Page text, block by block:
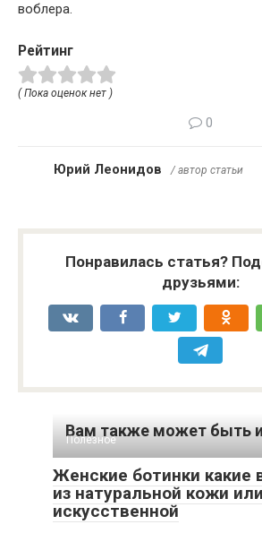
воблера.
Рейтинг
( Пока оценок нет )
0
Юрий Леонидов / автор статьи
Понравилась статья?
друзьями:
Вам также может быть
Полезное
Женские ботинки какие
из натуральной кожи
искусственной